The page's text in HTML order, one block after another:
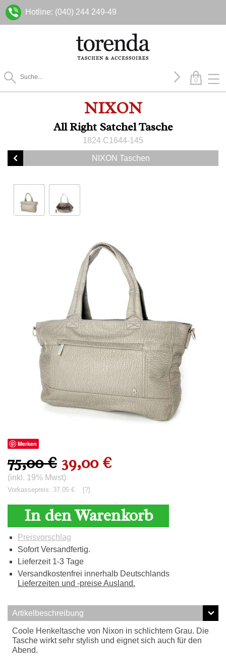
Hotline: (040) 244 249-49
0
NIXON
All Right Satchel Tasche
1824 C1644-145
NIXON Taschen
Merken
75,00 € 39,00 €
(inkl. 19% Mwst)
Vorkassepreis: 37,05 € [?]
In den Warenkorb
Preisvorschlag
Sofort Versandfertig.
Lieferzeit 1-3 Tage
Versandkostenfrei innerhalb Deutschlands
Lieferzeiten und -preise Ausland.
Artikelbeschreibung
Coole Henkeltasche von Nixon in schlichtem Grau. Die
Tasche wirkt sehr stylish und eignet sich auch für den
Abend.